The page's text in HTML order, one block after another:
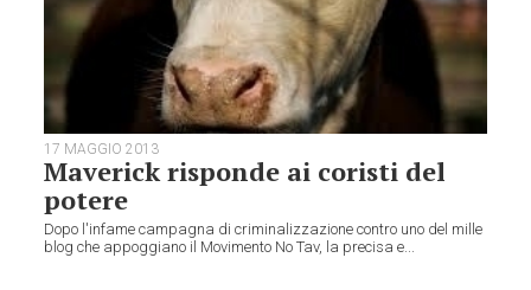
17 MAGGIO 2013
Maverick risponde ai coristi del
potere
Dopo l'infame campagna di criminalizzazione contro uno del mille
blog che appoggiano il Movimento No Tav, la precisa e...